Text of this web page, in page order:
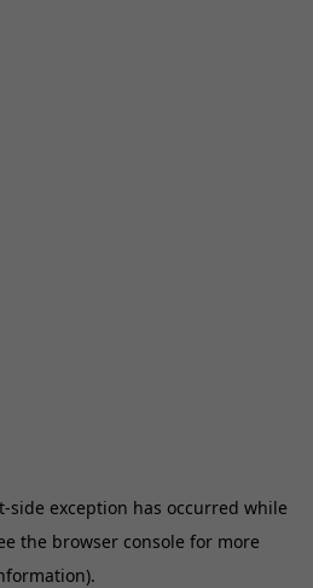
-side exception has occurred while
the browser console for more